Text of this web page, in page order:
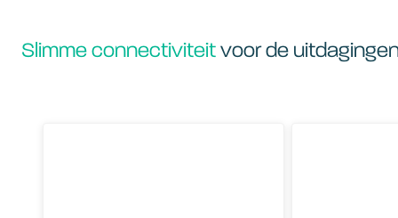
Slimme connectiviteit voor de